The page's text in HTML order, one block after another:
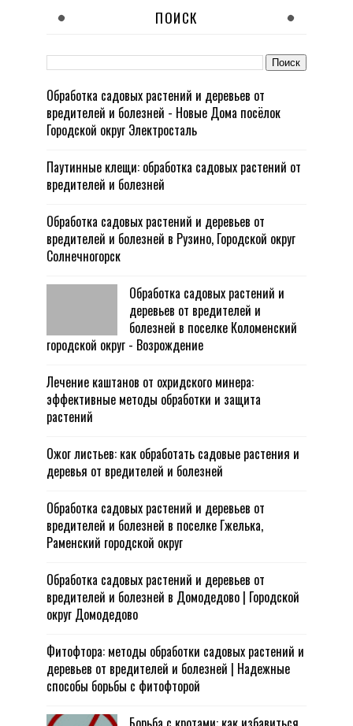
ПОИСК
Обработка садовых растений и деревьев от
вредителей и болезней - Новые Дома посёлок
Городской округ Электросталь
Паутинные клещи: обработка садовых растений от
вредителей и болезней
Обработка садовых растений и деревьев от
вредителей и болезней в Рузино, Городской округ
Солнечногорск
Обработка садовых растений и
деревьев от вредителей и
болезней в поселке Коломенский
городской округ - Возрождение
Лечение каштанов от охридского минера:
эффективные методы обработки и защита
растений
Ожог листьев: как обработать садовые растения и
деревья от вредителей и болезней
Обработка садовых растений и деревьев от
вредителей и болезней в поселке Гжелька,
Раменский городской округ
Обработка садовых растений и деревьев от
вредителей и болезней в Домодедово | Городской
округ Домодедово
Фитофтора: методы обработки садовых растений и
деревьев от вредителей и болезней | Надежные
способы борьбы с фитофторой